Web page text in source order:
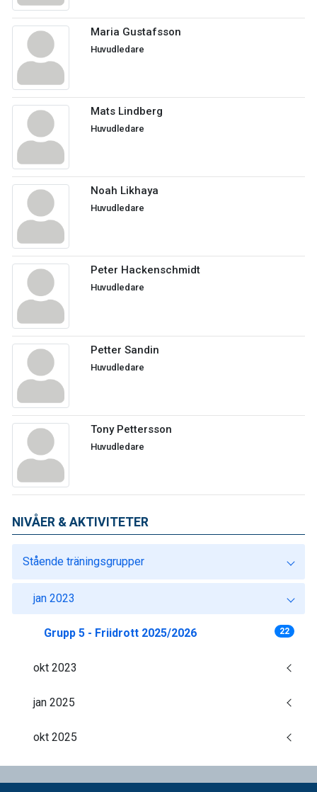
Maria Gustafsson
Huvudledare
Mats Lindberg
Huvudledare
Noah Likhaya
Huvudledare
Peter Hackenschmidt
Huvudledare
Petter Sandin
Huvudledare
Tony Pettersson
Huvudledare
NIVÅER & AKTIVITETER
Stående träningsgrupper
jan 2023
Grupp 5 - Friidrott 2025/2026 22
okt 2023
jan 2025
okt 2025